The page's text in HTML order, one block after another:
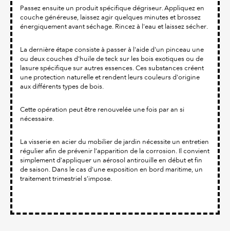
Passez ensuite un produit spécifique dégriseur. Appliquez en
couche généreuse, laissez agir quelques minutes et brossez
énergiquement avant séchage. Rincez à l'eau et laissez sécher.
La dernière étape consiste à passer à l'aide d'un pinceau une
ou deux couches d'huile de teck sur les bois exotiques ou de
lasure spécifique sur autres essences. Ces substances créent
une protection naturelle et rendent leurs couleurs d'origine
aux différents types de bois.
Cette opération peut être renouvelée une fois par an si
nécessaire.
La visserie en acier du mobilier de jardin nécessite un entretien
régulier afin de prévenir l’apparition de la corrosion. Il convient
simplement d’appliquer un aérosol antirouille en début et fin
de saison. Dans le cas d’une exposition en bord maritime, un
traitement trimestriel s’impose.